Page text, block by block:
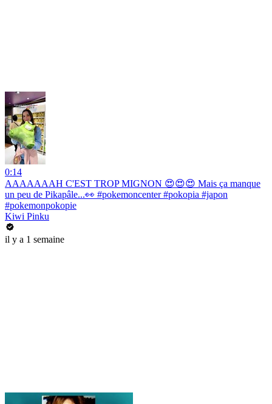
0:14
AAAAAAAH C'EST TROP MIGNON 😍😍😍 Mais ça manque
un peu de Pikapâle...👀 #pokemoncenter #pokopia #japon
#pokemonpokopie
Kiwi Pinku
il y a 1 semaine